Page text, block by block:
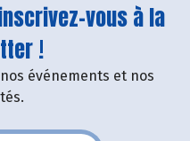
vous à la
!
événements et nos